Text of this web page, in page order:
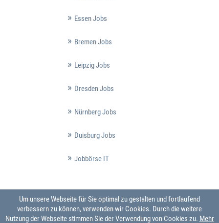
Essen Jobs
Bremen Jobs
Leipzig Jobs
Dresden Jobs
Nürnberg Jobs
Duisburg Jobs
Jobbörse IT
Um unsere Webseite für Sie optimal zu gestalten und fortlaufend
verbessern zu können, verwenden wir Cookies. Durch die weitere
Nutzung der Webseite stimmen Sie der Verwendung von Cookies zu. Mehr